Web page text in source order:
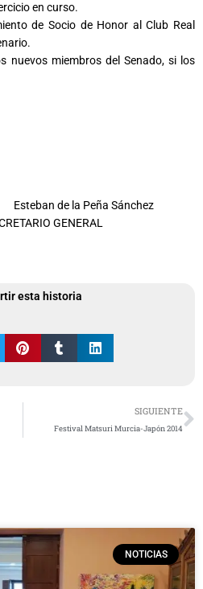
en curso.
de Socio de Honor al Club Real
nuevos miembros del Senado, si los
de la Peña Sánchez
GENERAL
esta historia
SIGUIENTE
Festival Matsuri Murcia-Japón 2014
NOTICIAS